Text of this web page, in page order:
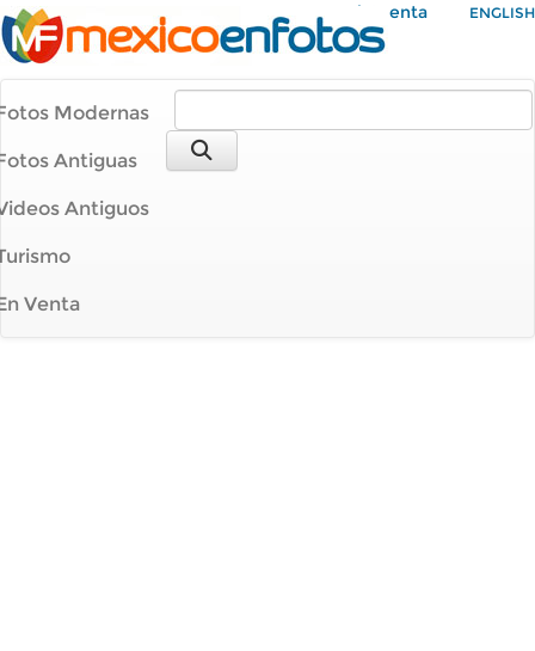
Mi Cuenta ENGLISH
Modernas
Antiguas
Antiguos
Venta